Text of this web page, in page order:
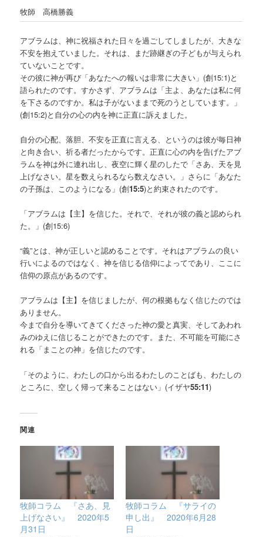
牧師 高橋勝義
アブラムは、神に祝福された日々を過ごしてしましたが、大きな
不安を抱えていました。それは、まだ跡継ぎの子どもが与えられ
ていないことです。
その彼に神が再び「あなたへの報いは非常に大きい」(創15:1)と
語られたのです。すかさず、アブラムは「主よ、あなたは私に何
を下さるのですか。私は子がないままで死のうとしています。」
(創15:2)と自分の心の内を神に正直に訴えました。
自分の心配、落胆、不安を正直に言える、というのは彼が毎日神
と向き合い、祈る者だったからです。正直に心の内を告げたアブ
ラムを神は外に連れ出し、夜空に輝く星のしたで「さあ、天を見
上げなさい。星を数えられるなら数えなさい。」さらに「あなた
の子孫は、このようになる」(創15:5)と約束されたのです。
「アブラムは【主】を信じた。それで、それが彼の義と認められ
た。」(創15:6)
“義”とは、神が正しいと認めることです。それはアブラムの良い
行いによるのではなく、神を信じる信仰によってであり、ここに
信仰の原点があるのです。
アブラムは【主】を信じましたが、何の根拠もなく信じたのでは
ありません。
今まで自分を導いてきてくださった神の愛と真実、そしてあわれ
みのゆえに信じることができたのです。また、不可能を可能にさ
れる「まことの神」を信じたのです。
「そのように、わたしの口から出るわたしのことばも、わたしの
ところに、空しく帰って来ることはない」(イザヤ55:11)
関連
牧師コラム 『さあ、見
上げなさい』 2020年5
月31日
牧師コラム 『サライの
申し出』 2020年6月28
日